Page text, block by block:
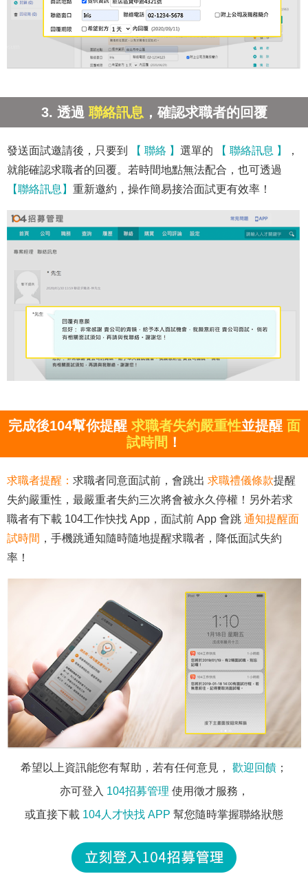
3. 透過 聯絡訊息 ，確認求職者的回覆
發送面試邀請後，只要到 【 聯絡 】 選單的 【 聯絡訊息 】
，
就能確認求職者的回覆。若時間地點無法配合，也可透過
【聯絡訊息】 重新邀約，操作簡易接洽面試更有效率！
完成後104幫你提醒 求職者失約嚴重性並提醒 面
試時間 ！
求職者提醒： 求職者同意面試前，會跳出 求職禮儀條款提醒
失約嚴重性，最嚴重者失約三次將會被永久停權！另外若求
職者有下載 104工作快找 App，面試前 App 會跳 通知提醒面
試時間 ，手機跳通知隨時隨地提醒求職者，降低面試失約
率！
希望以上資訊能您有幫助，若有任何意見， 歡迎回饋 ；
亦可登入 104招募管理 使用徵才服務，
或直接下載 104人才快找 APP 幫您隨時掌握聯絡狀態